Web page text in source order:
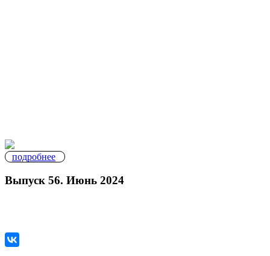
подробнее
Выпуск 56. Июнь 2024